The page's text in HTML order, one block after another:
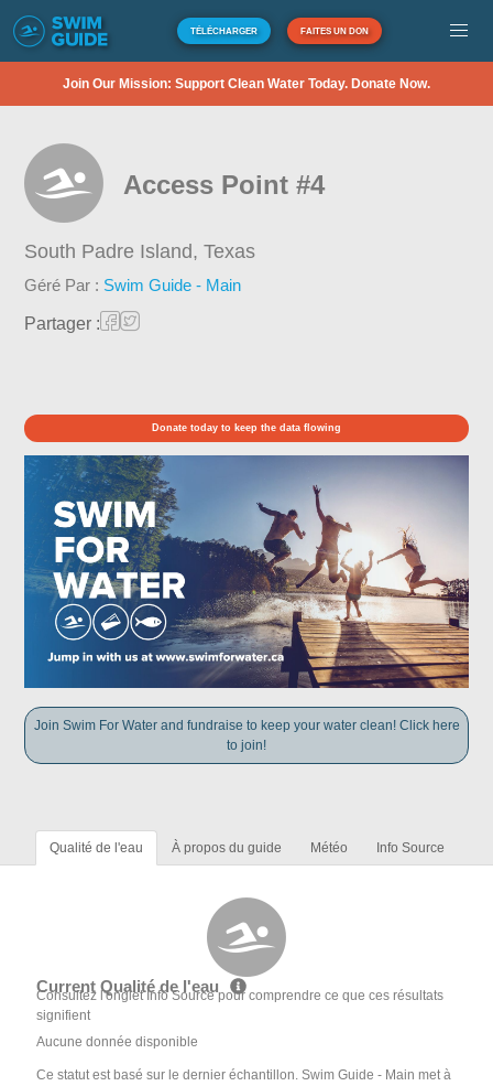
TÉLÉCHARGER FAITES UN DON
Join Our Mission: Support Clean Water Today. Donate Now.
Access Point #4
South Padre Island,Texas
Géré Par : Swim Guide - Main
Partager :
Donate today to keep the data flowing
Join Swim For Water and fundraise to keep your water clean! Click here
to join!
Qualité de l'eau À propos du guide Météo Info Source
Current Qualité de l'eau
Consultez l'onglet Info Source pour comprendre ce que ces résultats
signifient
Aucune donnée disponible
Ce statut est basé sur le dernier échantillon. Swim Guide - Main met à